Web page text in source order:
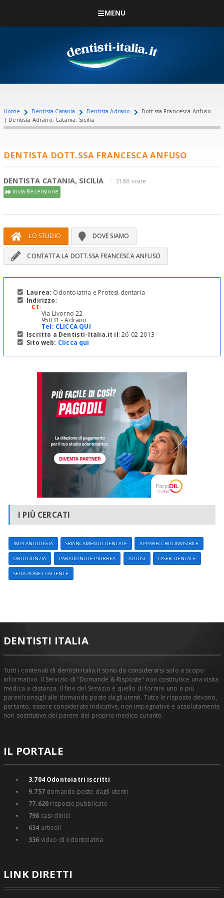
MENU
Home Dentista Catania Dentista Adrano
Dott.ssa Francesca Anfuso
| Dentista Adrano, Catania, Sicilia
DENTISTA DOTT.SSA FRANCESCA ANFUSO
DENTISTA CATANIA, SICILIA 3168 visite
Invia Recensione
LO STUDIO DOVE SIAMO
CONTATTA LA DOTT.SSA FRANCESCA ANFUSO
Laurea: Odontoiatria e Protesi dentaria
Indirizzo:
CT:
Via Livorno 22
95031 - Adrano
Tel: CLICCA QUI
Iscritto a Dentisti-Italia.it il: 26-02-2013
Sito web: Clicca qui
I PIÙ CERCATI
IMPLANTOLOGIA SBIANCAMENTO DENTALE APPARECCHIO INVISIBILE
ORTODONZIA PARADONTITE PIORREA ALITOSI LASER DENTALE
SEDAZIONE COSCIENTE
DENTISTI ITALIA
Tutti i contenuti di dentisti-italia.it sono da considerarsi solo a scopo
informativo. Il Servizio di "Domande & Risposte" non costituisce una visita
medica a distanza. Il fine del Servizio è quello di fornire uno o più
pareri/consigli alle domande poste dagli utenti. Tutte le risposte devono,
pertanto, essere considerate indicative, non impegnative e assolutamente
non sostitutive del parere del proprio medico curante.
IL PORTALE
3.704Odontoiatri iscritti
9.757domande poste dagli utenti
77.620 risposte pubblicate
798 casi clinici
634 articoli
336 video di odontoiatria
LINK DIRETTI